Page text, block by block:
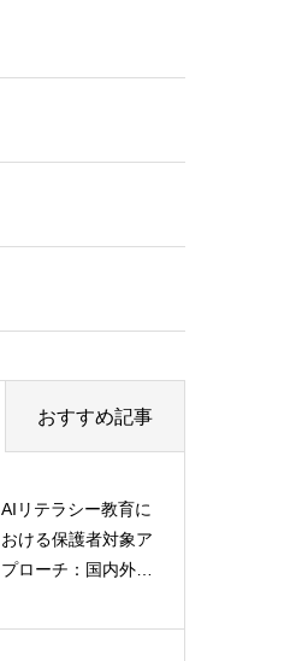
おすすめ記事
AIリテラシー教育に
おける保護者対象ア
プローチ：国内外比
実践方法